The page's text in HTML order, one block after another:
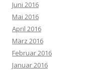
Juni 2016
Mai 2016
April 2016
März 2016
Februar 2016
Januar 2016